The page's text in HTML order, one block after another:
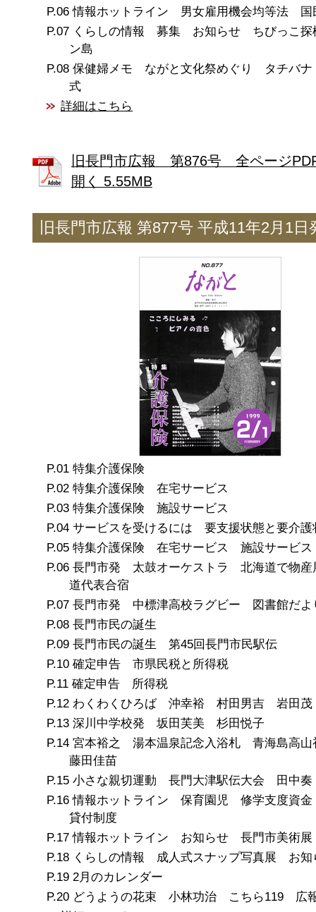
情報ホットライン 男女雇用機会均等法 国
くらしの情報 募集 お知らせ ちびっこ探
ン島
保健婦メモ ながと文化祭めぐり タチバ
式
詳細はこちら
旧長門市広報 第876号 全ページ
開く 5.55MB
旧長門市広報 第877号 平成11年2月1日
特集介護保険
特集介護保険 在宅サービス
特集介護保険 施設サービス
サービスを受けるには 要支援状態と要介護
特集介護保険 在宅サービス 施設サービス
長門市発 太鼓オーケストラ 北海道で物
道代表合宿
長門市発 中標津高校ラグビー 図書館だよ
長門市民の誕生
長門市民の誕生 第45回長門市民駅伝
確定申告 市県民税と所得税
確定申告 所得税
わくわくひろば 沖幸裕 村田男吉 岩田茂
深川中学校発 坂田芙美 杉田悦子
宮本裕之 湯本温泉記念入浴札 青海島高
藤田佳苗
小さな親切運動 長門大津駅伝大会 田中
情報ホットライン 保育園児 修学支度資金
貸付制度
情報ホットライン お知らせ 長門市美術展
くらしの情報 成人式スナップ写真展 お
2月のカレンダー
どうようの花束 小林功治 こちら119 広